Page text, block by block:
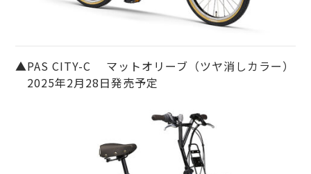
▲PAS CITY-C マットオリーブ（ツヤ消しカラー）
2025年2月28日発売予定